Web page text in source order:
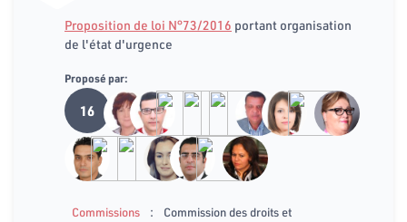
Proposition de loi N°73/2016 portant organisation
de l'état d'urgence
Proposé par:
16
Commissions :
Commission des droits et